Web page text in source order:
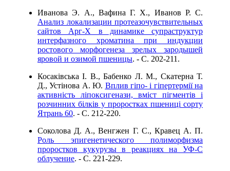
Иванова Э. А., Вафина Г. Х., Иванов Р. С.
Анализ локализации протеазочувствительных
сайтов Арг-Х в динамике супраструктур
интерфазного хроматина при индукции
ростового морфогенеза зрелых зародышей
яровой и озимой пшеницы. - C. 202-211.
Косаківська І. В., Бабенко Л. М., Скатерна Т.
Д., Устінова А. Ю. Вплив гіпо- і гіпертермії на
активність ліпоксигенази, вміст пігментів і
розчинних білків у проростках пшениці сорту
Ятрань 60. - C. 212-220.
Соколова Д. А., Венгжен Г. С., Кравец А. П.
Роль эпигенетического полиморфизма
проростков кукурузы в реакциях на УФ-С
облучение. - C. 221-229.